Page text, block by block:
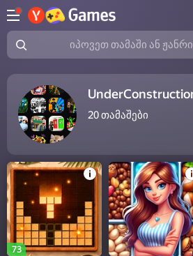
იპოვეთ თამაში ან ჟანრი
20თამაშები
73